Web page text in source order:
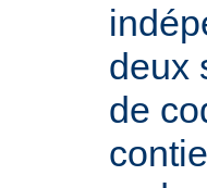
deux
de